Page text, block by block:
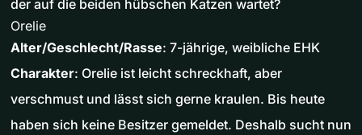
der auf die beiden hübschen Katzen wartet?
Orelie
Alter/Geschlecht/Rasse: 7-jährige, weibliche EHK
Charakter: Orelie ist leicht schreckhaft, aber
verschmust und lässt sich gerne kraulen. Bis heute
haben sich keine Besitzer gemeldet. Deshalb sucht nun